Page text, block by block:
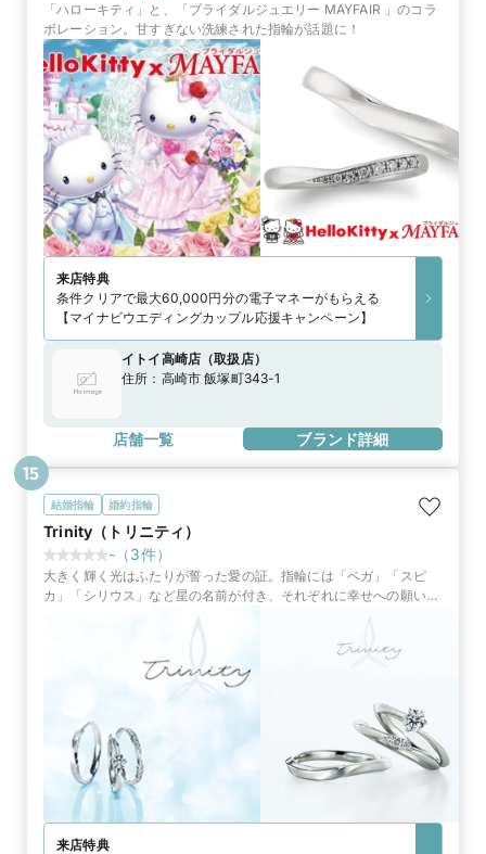
「ハローキティ」と、「ブライダルジュエリー MAYFAIR 」のコラ
ボレーション。甘すぎない洗練された指輪が話題に！
来店特典
条件クリアで最大60,000円分の電子マネーがもらえる
【マイナビウエディングカップル応援キャンペーン】
イトイ高崎店 （取扱店）
住所： 高崎市 飯塚町343-1
店舗一覧 ブランド詳細
結婚指輪 婚約指輪
Trinity（トリニティ）
- （3件）
大きく輝く光はふたりが誓った愛の証。指輪には「ベガ」「スピ
カ」「シリウス」など星の名前が付き、それぞれに幸せへの願いが
込められたブライダルリング
来店特典
15